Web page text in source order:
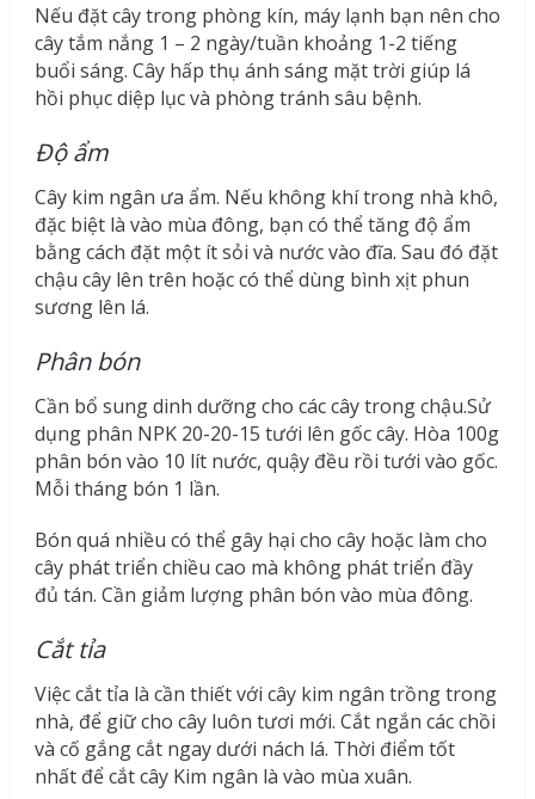
Nếu đặt cây trong phòng kín, máy lạnh bạn nên cho
cây tắm nắng 1 – 2 ngày/tuần khoảng 1-2 tiếng
buổi sáng. Cây hấp thụ ánh sáng mặt trời giúp lá
hồi phục diệp lục và phòng tránh sâu bệnh.
Độ ẩm
Cây kim ngân ưa ẩm. Nếu không khí trong nhà khô,
đặc biệt là vào mùa đông, bạn có thể tăng độ ẩm
bằng cách đặt một ít sỏi và nước vào đĩa. Sau đó đặt
chậu cây lên trên hoặc có thể dùng bình xịt phun
sương lên lá.
Phân bón
Cần bổ sung dinh dưỡng cho các cây trong chậu.Sử
dụng phân NPK 20-20-15 tưới lên gốc cây. Hòa 100g
phân bón vào 10 lít nước, quậy đều rồi tưới vào gốc.
Mỗi tháng bón 1 lần.
Bón quá nhiều có thể gây hại cho cây hoặc làm cho
cây phát triển chiều cao mà không phát triển đầy
đủ tán. Cần giảm lượng phân bón vào mùa đông.
Cắt tỉa
Việc cắt tỉa là cần thiết với cây kim ngân trồng trong
nhà, để giữ cho cây luôn tươi mới. Cắt ngắn các chồi
và cố gắng cắt ngay dưới nách lá. Thời điểm tốt
nhất để cắt cây Kim ngân là vào mùa xuân.